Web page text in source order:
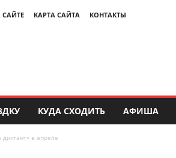
КАРТА САЙТА КОНТАКТЫ
КУДА СХОДИТЬ АФИША
в апреле